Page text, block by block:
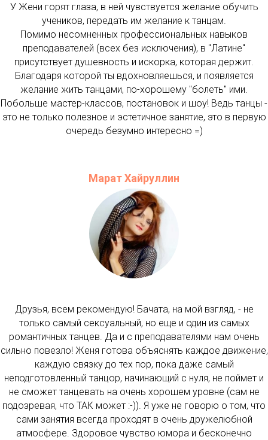
У Жени горят глаза, в ней чувствуется желание обучить
учеников, передать им желание к танцам.
Помимо несомненных профессиональных навыков
преподавателей (всех без исключения), в "Латине"
присутствует душевность и искорка, которая держит.
Благодаря которой ты вдохновляешься, и появляется
желание жить танцами, по-хорошему "болеть" ими.
Побольше мастер-классов, постановок и шоу! Ведь танцы -
это не только полезное и эстетичное занятие, это в первую
очередь безумно интересно =)
Марат Хайруллин
Друзья, всем рекомендую! Бачата, на мой взгляд, - не
только самый сексуальный, но еще и один из самых
романтичных танцев. Да и с преподавателями нам очень
сильно повезло! Женя готова объяснять каждое движение,
каждую связку до тех пор, пока даже самый
неподготовленный танцор, начинающий с нуля, не поймет и
не сможет танцевать на очень хорошем уровне (сам не
подозревая, что ТАК может :-)). Я уже не говорю о том, что
сами занятия всегда проходят в очень дружелюбной
атмосфере. Здоровое чувство юмора и бесконечно